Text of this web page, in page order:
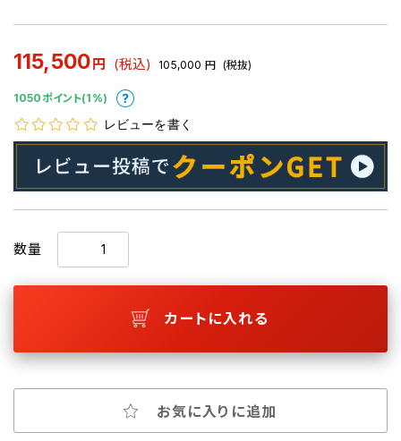
115,500 円 (税込) 105,000 円 (税抜)
1050ポイント(1%)
レビューを書く
数量
カートに入れる
お気に入りに追加